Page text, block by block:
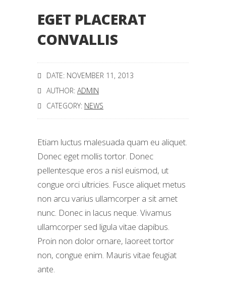
EGET PLACERAT
CONVALLIS
DATE: NOVEMBER 11, 2013
AUTHOR: ADMIN
CATEGORY: NEWS
Etiam luctus malesuada quam eu aliquet.
Donec eget mollis tortor. Donec
pellentesque eros a nisl euismod, ut
congue orci ultricies. Fusce aliquet metus
non arcu varius ullamcorper a sit amet
nunc. Donec in lacus neque. Vivamus
ullamcorper sed ligula vitae dapibus.
Proin non dolor ornare, laoreet tortor
non, congue enim. Mauris vitae feugiat
ante.